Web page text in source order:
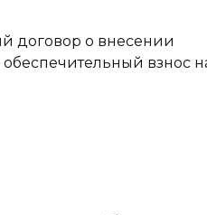
договор о внесении
взнос